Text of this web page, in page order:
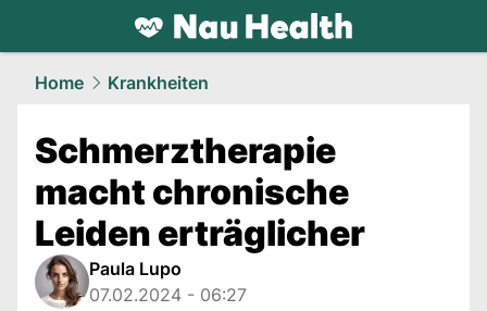
health.NAU.ch
Home Krankheiten
Schmerztherapie
macht chronische
Leiden erträglicher
Paula Lupo
07.02.2024 - 06:27